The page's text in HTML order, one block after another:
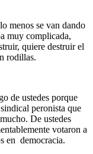
menos se van dando
muy complicada,
quiere destruir el
rodillas.
de ustedes porque
peronista que
De ustedes
votaron a
en democracia.